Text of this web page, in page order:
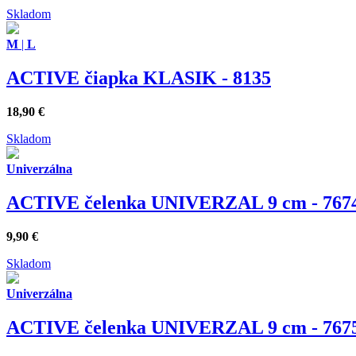
Skladom
M | L
ACTIVE čiapka KLASIK - 8135
18,90 €
Skladom
Univerzálna
ACTIVE čelenka UNIVERZAL 9 cm -
9,90 €
Skladom
Univerzálna
ACTIVE čelenka UNIVERZAL 9 cm -